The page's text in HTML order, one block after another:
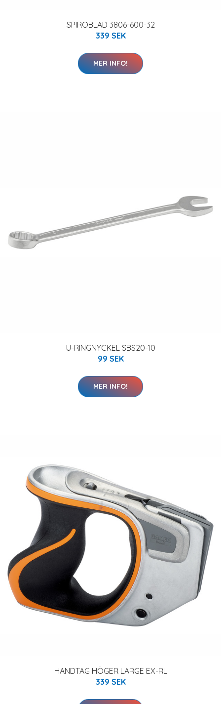
SPIROBLAD 3806-600-32
339 SEK
MER INFO!
U-RINGNYCKEL SBS20-10
99 SEK
MER INFO!
HANDTAG HÖGER LARGE EX-RL
339 SEK